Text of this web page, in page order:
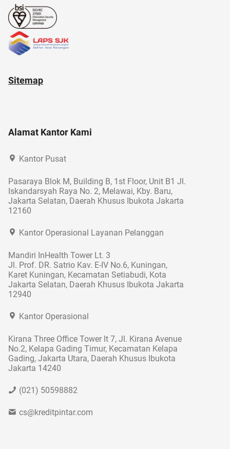
Sitemap
Alamat Kantor Kami
Kantor Pusat
Pasaraya Blok M, Building B, 1st Floor, Unit B1 Jl.
Iskandarsyah Raya No. 2, Melawai, Kby. Baru,
Jakarta Selatan, Daerah Khusus Ibukota Jakarta
12160
Kantor Operasional Layanan Pelanggan
Mandiri InHealth Tower Lt. 3
Jl. Prof. DR. Satrio Kav. E-IV No.6, Kuningan,
Karet Kuningan, Kecamatan Setiabudi, Kota
Jakarta Selatan, Daerah Khusus Ibukota Jakarta
12940
Kantor Operasional
Kirana Three Office Tower lt 7, Jl. Kirana Avenue
No.2, Kelapa Gading Timur, Kecamatan Kelapa
Gading, Jakarta Utara, Daerah Khusus Ibukota
Jakarta 14240
(021) 50598882
cs@kreditpintar.com